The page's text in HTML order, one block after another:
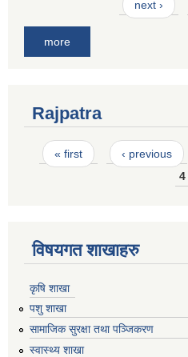
next ›
more
Rajpatra
Pages
« first ‹ previous
4
विषयगत शाखाहरु
कृषि शाखा
पशु शाखा
सामाजिक सुरक्षा तथा पञ्जिकरण
स्वास्थ्य शाखा